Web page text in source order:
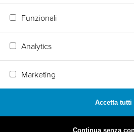
Funzionali
Analytics
Marketing
Accetta tutti
Continua senza